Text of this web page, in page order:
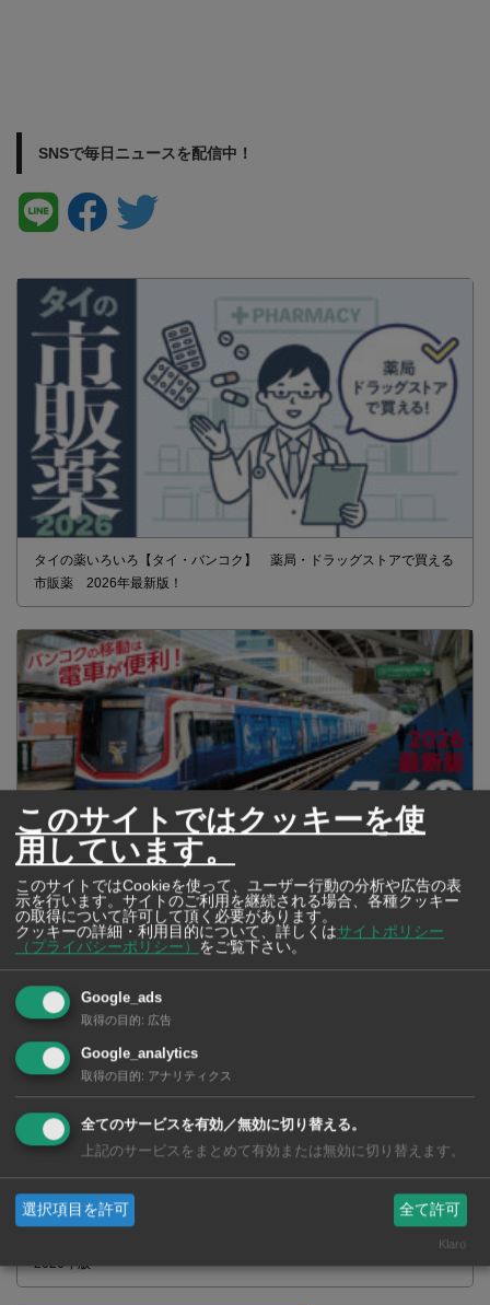
SNSで毎日ニュースを配信中！
タイの薬いろいろ【タイ・バンコク】 薬局・ドラッグストアで買える
市販薬 2026年最新版！
2026年版 タイの鉄道事情 電車でGO！
2026年版
このサイトではクッキーを使
用しています。
このサイトではCookieを使って、ユーザー行動の分析や広告の表
示を行います。サイトのご利用を継続される場合、各種クッキー
の取得について許可して頂く必要があります。
クッキーの詳細・利用目的について、詳しくはサイトポリシー
（プライバシーポリシー）
をご覧下さい。
Google_ads
取得の目的: 広告
Google_analytics
取得の目的: アナリティクス
全てのサービスを有効／無効に切り替える。
上記のサービスをまとめて有効または無効に切り替えます。
選択項目を許可 全て許可
Klaro